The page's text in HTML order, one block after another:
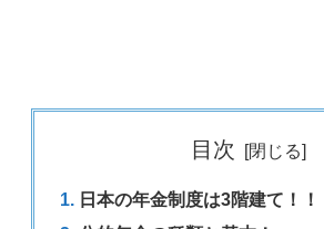
目次
日本の年金制度は3階建て！！